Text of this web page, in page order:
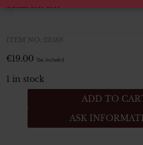
d’Italia 1915 1918
ITEM NO.:23588
€19.00 Tax. included
1 in stock
Medal
ADD TO
ASK